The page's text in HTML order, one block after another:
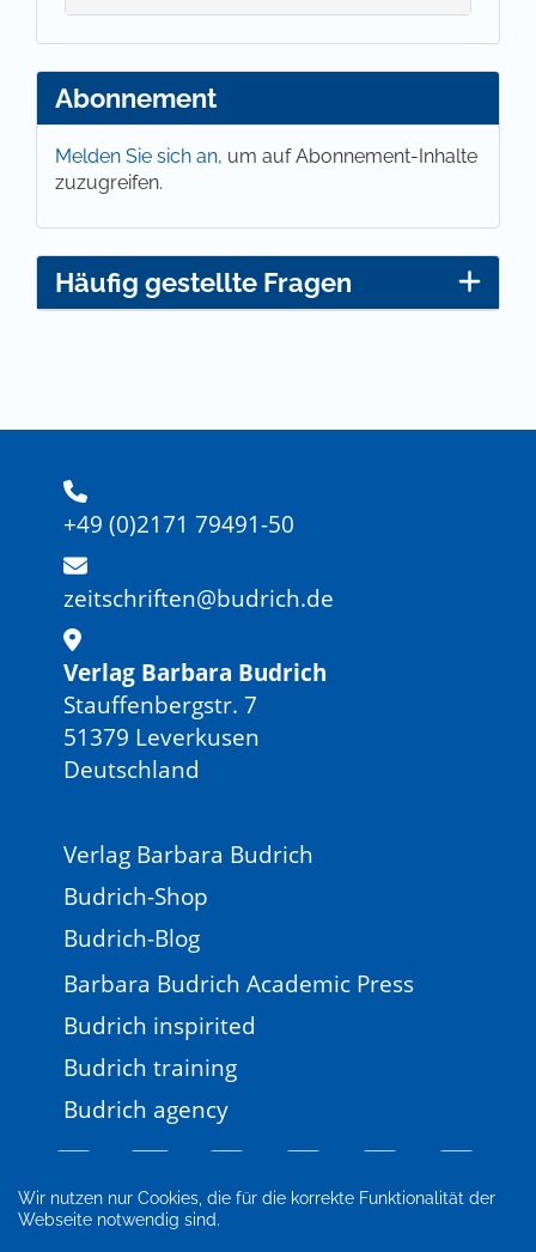
Wir nutzen nur Cookies, die für die korrekte Funktionalität der
Webseite notwendig sind.
Abonnement
Melden Sie sich an, um auf Abonnement-Inhalte
zuzugreifen.
Häufig gestellte Fragen
+49 (0)2171 79491-50
zeitschriften@budrich.de
Verlag Barbara Budrich
Stauffenbergstr. 7
51379 Leverkusen
Deutschland
Verlag Barbara Budrich
Budrich-Shop
Budrich-Blog
Barbara Budrich Academic Press
Budrich inspirited
Budrich training
Budrich agency
Impressum